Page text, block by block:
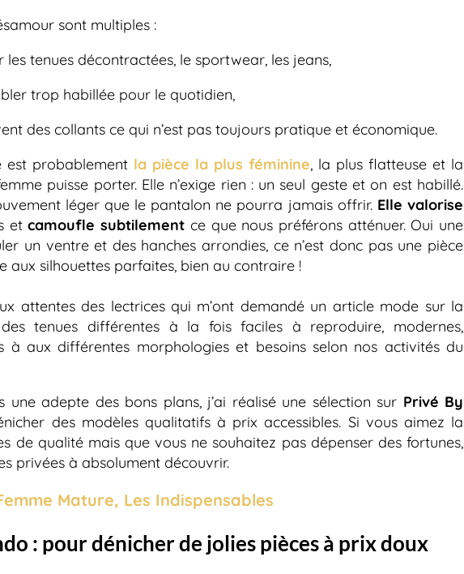
sont multiples :
les tenues décontractées, le sportwear, les jeans,
trop habillée pour le quotidien,
des collants ce qui n’est pas toujours pratique et économique.
est probablement la pièce la plus féminine, la plus flatteuse et la
puisse porter. Elle n’exige rien : un seul geste et on est habillé.
léger que le pantalon ne pourra jamais offrir. Elle valorise
etcamoufle subtilement ce que nous préférons atténuer. Oui une
un ventre et des hanches arrondies, ce n’est donc pas une pièce
aux silhouettes parfaites, bien au contraire !
attentes des lectrices qui m’ont demandé un article mode sur la
tenues différentes à la fois faciles à reproduire, modernes,
à aux différentes morphologies et besoins selon nos activités du
une adepte des bons plans, j’ai réalisé une sélection sur Privé By
des modèles qualitatifs à prix accessibles. Si vous aimez la
de qualité mais que vous ne souhaitez pas dépenser des fortunes,
privées à absolument découvrir.
Mature, Les Indispensables
: pour dénicher de jolies pièces à prix doux